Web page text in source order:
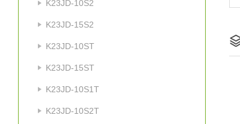
K23JD-10S2
K23JD-15S2
K23JD-10ST
K23JD-15ST
K23JD-10S1T
K23JD-10S2T